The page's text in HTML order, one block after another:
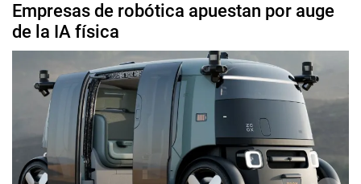
Empresas de robótica apuestan por auge
de la IA física